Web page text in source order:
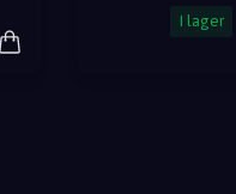
I lager